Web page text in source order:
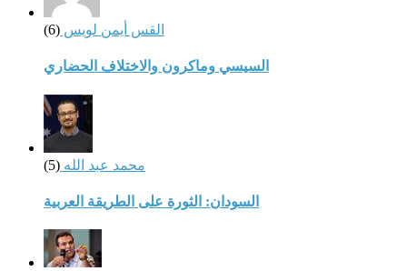
القس أيمن لويس (6)
السيسي وماكرون والاختلاف الحضاري
محمد عبد الله (5)
السودان: الثورة على الطريقة العربية